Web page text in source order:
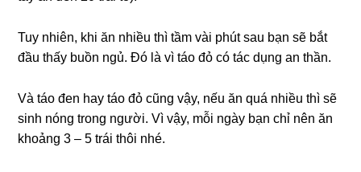
Tuy nhiên, khi ăn nhiều thì tầm vài phút sau bạn sẽ bắt
đầu thấy buồn ngủ. Đó là vì táo đỏ có tác dụng an thần.
Và táo đen hay táo đỏ cũng vậy, nếu ăn quá nhiều thì sẽ
sinh nóng trong người. Vì vậy, mỗi ngày bạn chỉ nên ăn
khoảng 3 – 5 trái thôi nhé.